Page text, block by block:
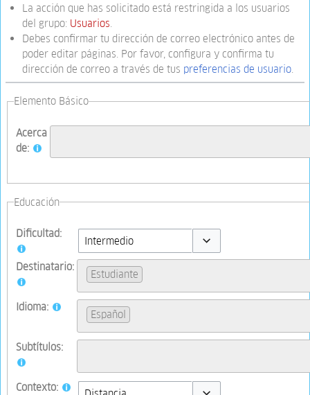
La acción que has solicitado está restringida a los usuarios
del grupo: Usuarios
Debes confirmar tu dirección de correo electrónico antes de
poder editar páginas. Por favor, configura y confirma tu
dirección de correo a través de tus preferencias de usuario
Elemento Básico
Acerca
de:
Educación
Dificultad:
Toggle options
Destinatario:
Estudiante
Idioma:
Español
Subtítulos:
Contexto: